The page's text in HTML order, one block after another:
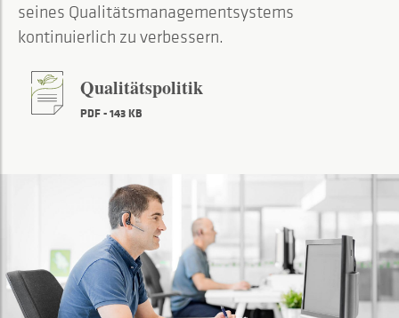
seines Qualitätsmanagementsystems
kontinuierlich zu verbessern.
Qualitätspolitik
PDF - 143 KB